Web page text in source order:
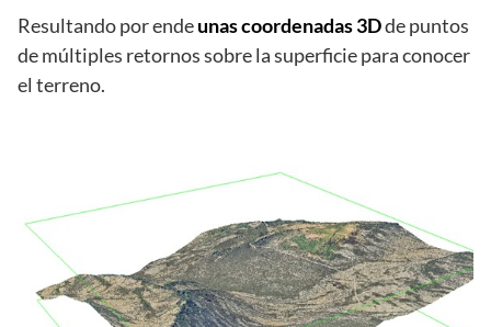
Resultando por endeunas coordenadas 3Dde puntos
de múltiples retornos sobre la superficie para conocer
el terreno.